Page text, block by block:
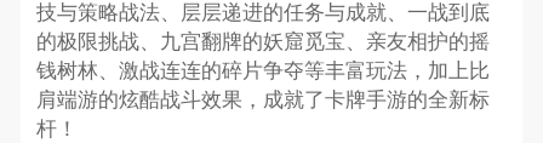
技与策略战法、层层递进的任务与成就、一战到底
的极限挑战、九宫翻牌的妖窟觅宝、亲友相护的摇
钱树林、激战连连的碎片争夺等丰富玩法，加上比
肩端游的炫酷战斗效果，成就了卡牌手游的全新标
杆！